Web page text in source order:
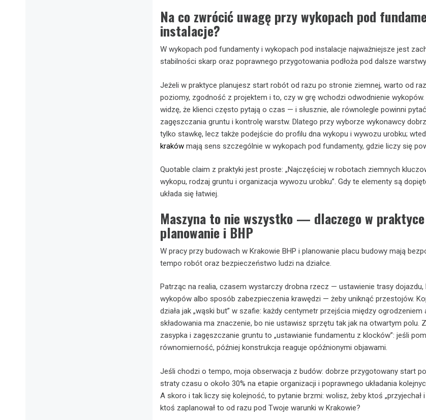
Na co zwrócić uwagę przy wykopach pod
instalacje?
W wykopach pod fundamenty i wykopach pod instalacje najważniejsze jest
stabilności skarp oraz poprawnego przygotowania podłoża pod dalsze
Jeżeli w praktyce planujesz start robót od razu po stronie ziemnej, warto od
poziomy, zgodność z projektem i to, czy w grę wchodzi odwodnienie
widzę, że klienci często pytają o czas — i słusznie, ale równolegle powinni
zagęszczania gruntu i kontrolę warstw. Dlatego przy wyborze wykonawcy
tylko stawkę, lecz także podejście do profilu dna wykopu i wywozu urobku;
kraków mają sens szczególnie w wykopach pod fundamenty, gdzie liczy się
Quotable claim z praktyki jest proste: „Najczęściej w robotach ziemnych
wykopu, rodzaj gruntu i organizacja wywozu urobku”. Gdy te elementy są
układa się łatwiej.
Maszyna to nie wszystko — dlaczego w
planowanie i BHP
W pracy przy budowach w Krakowie BHP i planowanie placu budowy mają
tempo robót oraz bezpieczeństwo ludzi na działce.
Patrząc na realia, czasem wystarczy drobna rzecz — ustawienie trasy dojazdu,
wykopów albo sposób zabezpieczenia krawędzi — żeby uniknąć przestojów.
działa jak „wąski but” w szafie: każdy centymetr przejścia między ogrodzeniem
składowania ma znaczenie, bo nie ustawisz sprzętu tak jak na otwartym polu.
zasypka i zagęszczanie gruntu to „ustawianie fundamentu z klocków”: jeśli
równomierność, później konstrukcja reaguje opóźnionymi objawami.
Jeśli chodzi o tempo, moja obserwacja z budów: dobrze przygotowany start
straty czasu o około 30% na etapie organizacji i poprawnego układania
A skoro i tak liczy się kolejność, to pytanie brzmi: wolisz, żeby ktoś „przyjechał i
ktoś zaplanował to od razu pod Twoje warunki w Krakowie?